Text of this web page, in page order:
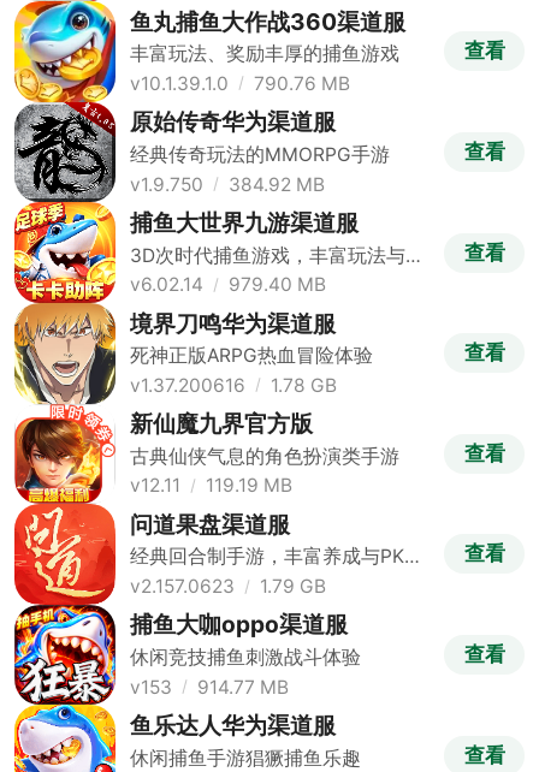
鱼丸捕鱼大作战360渠道服
丰富玩法、奖励丰厚的捕鱼游戏
v10.1.39.1.0
790.76 MB
查看
原始传奇华为渠道服
经典传奇玩法的MMORPG手游
v1.9.750
384.92 MB
查看
捕鱼大世界九游渠道服
3D次时代捕鱼游戏，丰富玩法与视
觉盛宴
v6.02.14 979.40 MB
查看
境界刀鸣华为渠道服
死神正版ARPG热血冒险体验
v1.37.200616
1.78 GB
查看
新仙魔九界官方版
古典仙侠气息的角色扮演类手游
v12.11
119.19 MB
查看
问道果盘渠道服
经典回合制手游，丰富养成与PK玩
法
v2.157.0623 1.79 GB
查看
捕鱼大咖oppo渠道服
休闲竞技捕鱼刺激战斗体验
v153
914.77 MB
查看
鱼乐达人华为渠道服
休闲捕鱼手游猖獗捕鱼乐趣 查看